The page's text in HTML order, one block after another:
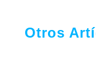
Otros